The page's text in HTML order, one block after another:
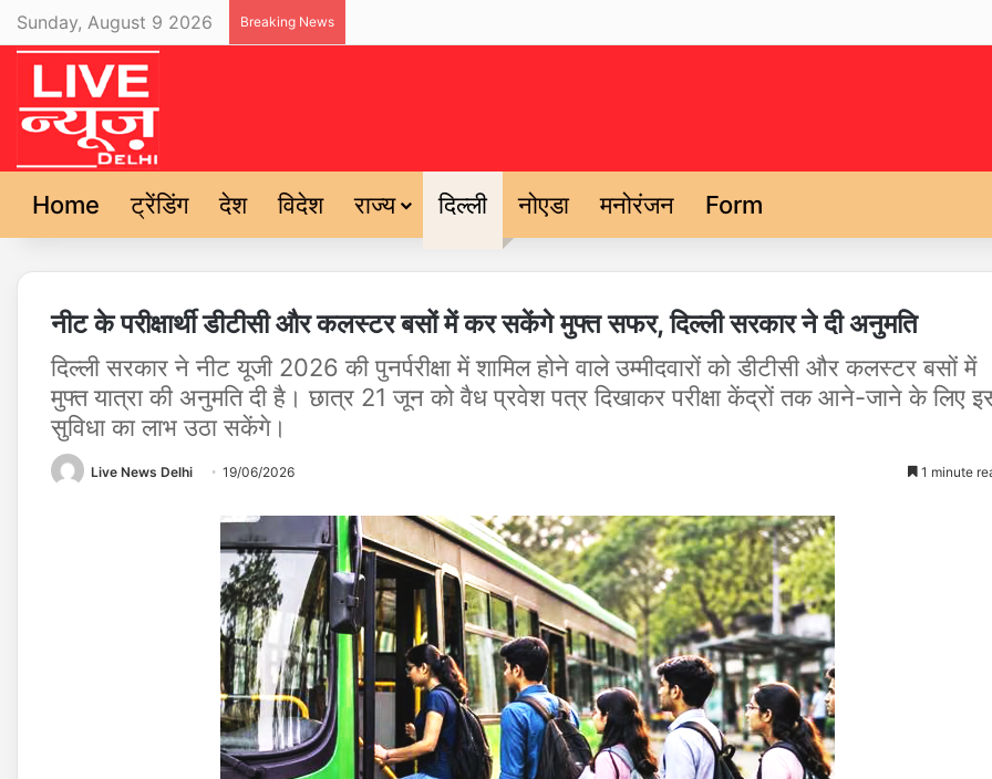
Sunday, August 9 2026 Breaking News
Home ट्रेंडिंग देश विदेश राज्य दिल्ली नोएडा मनोरंजन Form
नीट के परीक्षार्थी डीटीसी और कलस्टर बसों में कर सकेंगे मुफ्त सफर, दिल्ली सरकार ने दी अनुमति
दिल्ली सरकार ने नीट यूजी 2026 की पुनर्परीक्षा में शामिल होने वाले उम्मीदवारों को डीटीसी और कलस्टर बसों में
मुफ्त यात्रा की अनुमति दी है। छात्र 21 जून को वैध प्रवेश पत्र दिखाकर परीक्षा केंद्रों तक आने-जाने के लिए
सुविधा का लाभ उठा सकेंगे।
Live News Delhi 19/06/2026 1 minute